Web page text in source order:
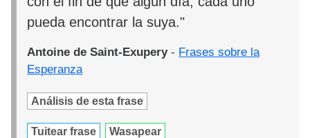
pueda encontrar la suya."
Antoine de Saint-Exupery- Frases sobre la
Esperanza
Análisis de esta frase
Tuitear frase Wasapear